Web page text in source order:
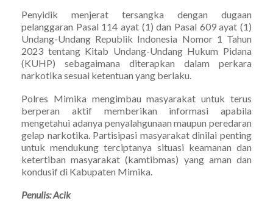
Penyidik menjerat tersangka dengan dugaan
pelanggaran Pasal 114 ayat (1) dan Pasal 609 ayat (1)
Undang-Undang Republik Indonesia Nomor 1 Tahun
2023 tentang Kitab Undang-Undang Hukum Pidana
(KUHP) sebagaimana diterapkan dalam perkara
narkotika sesuai ketentuan yang berlaku.
Polres Mimika mengimbau masyarakat untuk terus
berperan aktif memberikan informasi apabila
mengetahui adanya penyalahgunaan maupun peredaran
gelap narkotika. Partisipasi masyarakat dinilai penting
untuk mendukung terciptanya situasi keamanan dan
ketertiban masyarakat (kamtibmas) yang aman dan
kondusif di Kabupaten Mimika.
Penulis: Acik